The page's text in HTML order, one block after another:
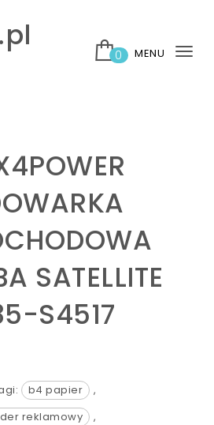
0 MENU
SATELLITE
S4517
b4 papier
,
reklamowy
,